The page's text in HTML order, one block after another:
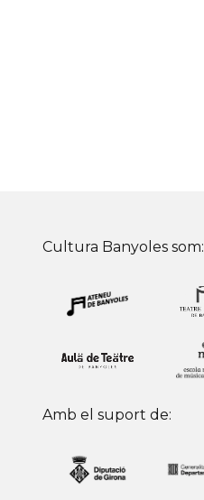
Cultura Banyoles som:
Amb el suport de: